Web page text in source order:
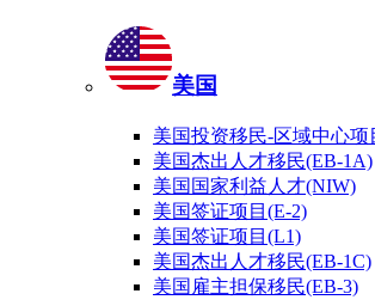
美国
美国投资移民-区域中心项
美国杰出人才移民(EB-1A)
美国国家利益人才(NIW)
美国签证项目(E-2)
美国签证项目(L1)
美国杰出人才移民(EB-1C)
美国雇主担保移民(EB-3)